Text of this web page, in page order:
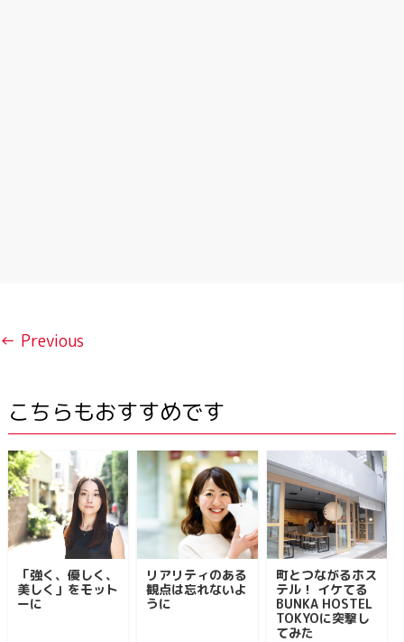
← Previous
こちらもおすすめです
「強く、優しく、
美しく」をモット
ーに
リアリティのある
観点は忘れないよ
うに
町とつながるホス
テル！ イケてる
BUNKA HOSTEL
TOKYOに突撃し
てみた